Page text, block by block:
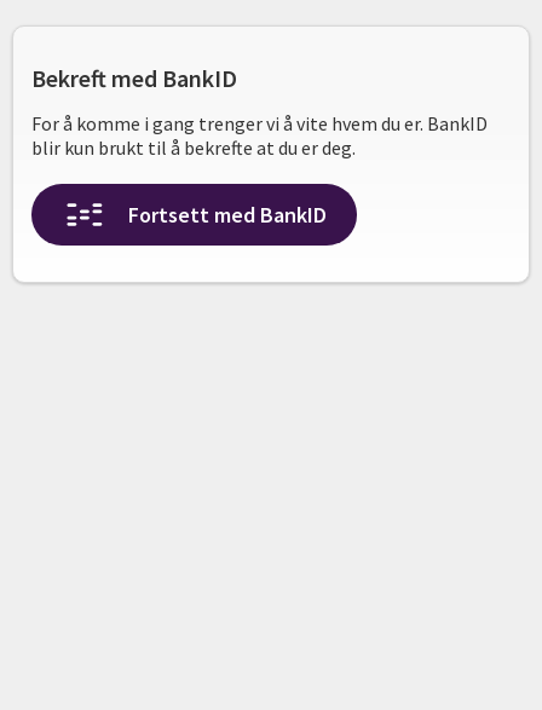
Bekreft med BankID
For å komme i gang trenger vi å vite hvem du er. BankID
blir kun brukt til å bekrefte at du er deg.
Fortsett med BankID